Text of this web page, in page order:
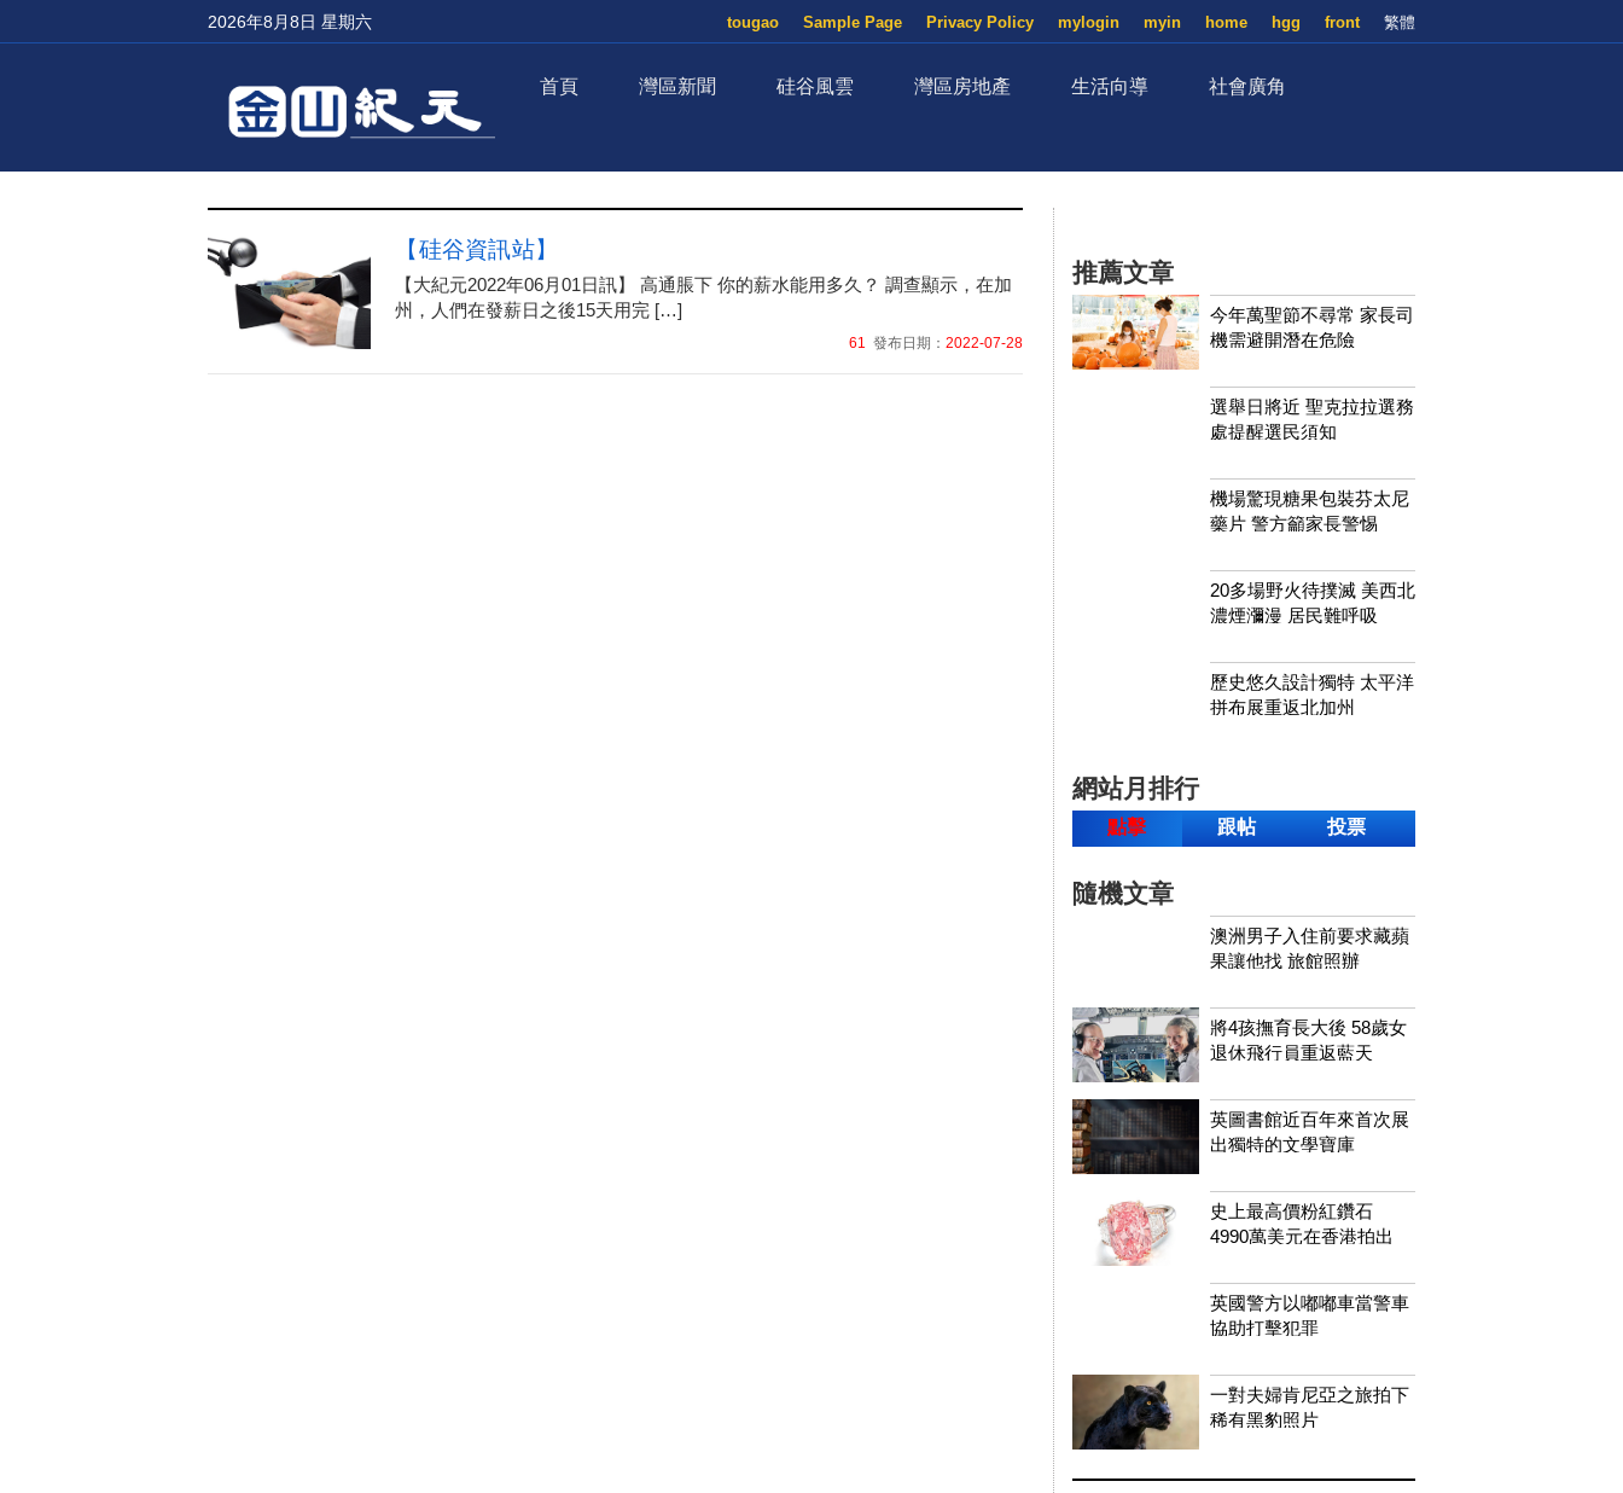
2026年8月8日 星期六 繁體
front
hgg
home
myin
mylogin
Privacy Policy
Sample Page
tougao
首頁 灣區新聞 硅谷風雲 灣區房地產 生活向導 社會廣角
【硅谷資訊站】
【大紀元2022年06月01日訊】 高通脹下 你的薪水能用多久？ 調查顯示，在加
州，人們在發薪日之後15天用完 […]
61 發布日期： 2022-07-28
推薦文章
今年萬聖節不尋常 家長司
機需避開潛在危險
選舉日將近 聖克拉拉選務
處提醒選民須知
機場驚現糖果包裝芬太尼
藥片 警方籲家長警惕
20多場野火待撲滅 美西北
濃煙瀰漫 居民難呼吸
歷史悠久設計獨特 太平洋
拼布展重返北加州
網站月排行
點擊 跟帖 投票
隨機文章
澳洲男子入住前要求藏蘋
果讓他找 旅館照辦
將4孩撫育長大後 58歲女
退休飛行員重返藍天
英圖書館近百年來首次展
出獨特的文學寶庫
史上最高價粉紅鑽石
4990萬美元在香港拍出
英國警方以嘟嘟車當警車
協助打擊犯罪
一對夫婦肯尼亞之旅拍下
稀有黑豹照片